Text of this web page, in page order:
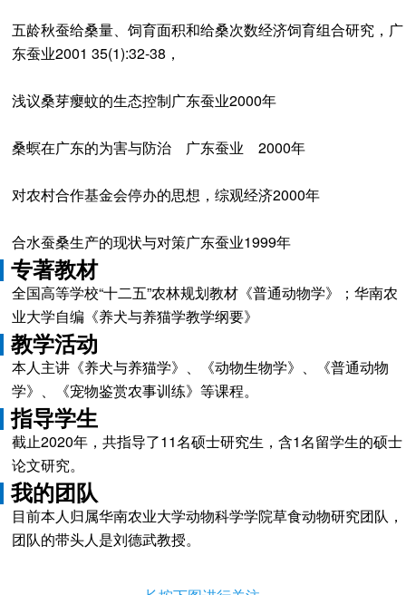
五龄秋蚕给桑量、饲育面积和给桑次数经济饲育组合研究，广
东蚕业2001 35(1):32-38，
浅议桑芽瘿蚊的生态控制广东蚕业2000年
桑螟在广东的为害与防治 广东蚕业 2000年
对农村合作基金会停办的思想，综观经济2000年
合水蚕桑生产的现状与对策广东蚕业1999年
专著教材
全国高等学校“十二五”农林规划教材《普通动物学》；华南农
业大学自编《养犬与养猫学教学纲要》
教学活动
本人主讲《养犬与养猫学》、《动物生物学》、《普通动物
学》、《宠物鉴赏农事训练》等课程。
指导学生
截止2020年，共指导了11名硕士研究生，含1名留学生的硕士
论文研究。
我的团队
目前本人归属华南农业大学动物科学学院草食动物研究团队，
团队的带头人是刘德武教授。